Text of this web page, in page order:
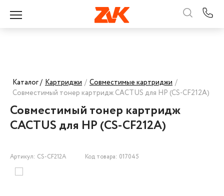
Каталог / Картриджи / Совместимые картриджи /
Совместимый тонер картридж CACTUS для HP (CS-CF212A)
Совместимый тонер картридж
CACTUS для HP (CS-CF212A)
Артикул: CS-CF212A Код товара: 017045